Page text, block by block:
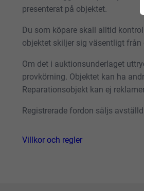
presenterat på objektet.
Du som köpare skall alltid
objektet skiljer sig väsentligt
Om det i auktionsunderlaget
provkörning. Objektet kan ha
Reparationsobjekt kan ej
Registrerade fordon säljs
Villkor och regler